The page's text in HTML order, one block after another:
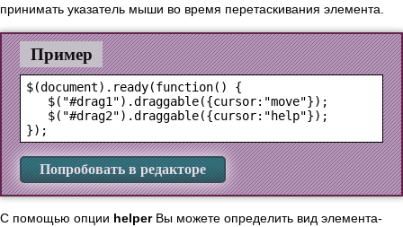
принимать указатель мыши во время перетаскивания элемента.
Пример
$(document).ready(function() {
   $("#drag1").draggable({cursor:"move"});
   $("#drag2").draggable({cursor:"help"});
Попробовать в редакторе
С помощью опции helperВы можете определить вид элемента-